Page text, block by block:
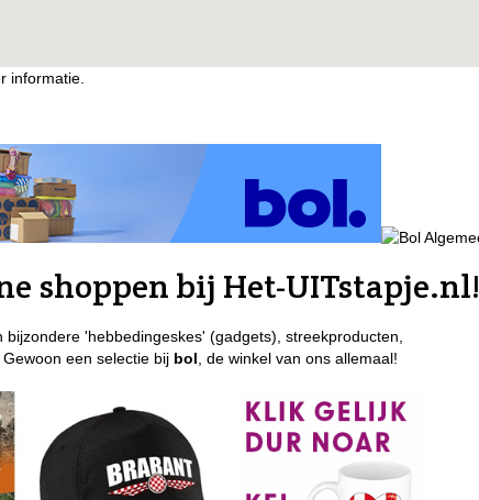
informatie.
shoppen bij Het-UITstapje.nl!
'hebbedingeskes' (gadgets), streekproducten,
een selectie bij bol , de winkel van ons allemaal!